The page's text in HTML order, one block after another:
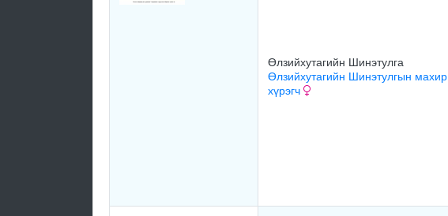
Өлзийхутагийн Шинэтулга
Өлзийхутагийн Шинэтулгын махир
хүрэгч